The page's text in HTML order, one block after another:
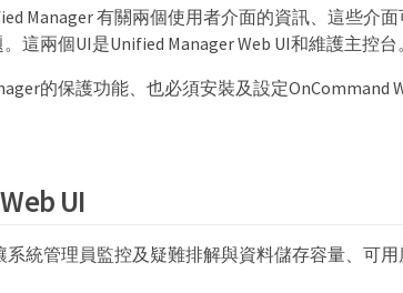
Manager 有關兩個使用者介面的資訊、這些介
這兩個UI是Unified Manager Web UI和維護主控台。
的保護功能、也必須安裝及設定OnCommand
UI
系統管理員監控及疑難排解與資料儲存容量、可